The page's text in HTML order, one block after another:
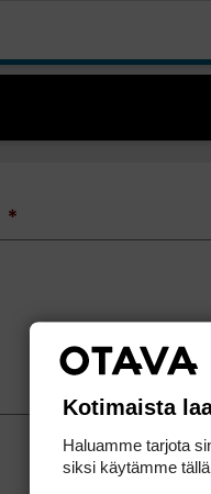
*
Kotimaista
Haluamme tarjota
siksi käytämme